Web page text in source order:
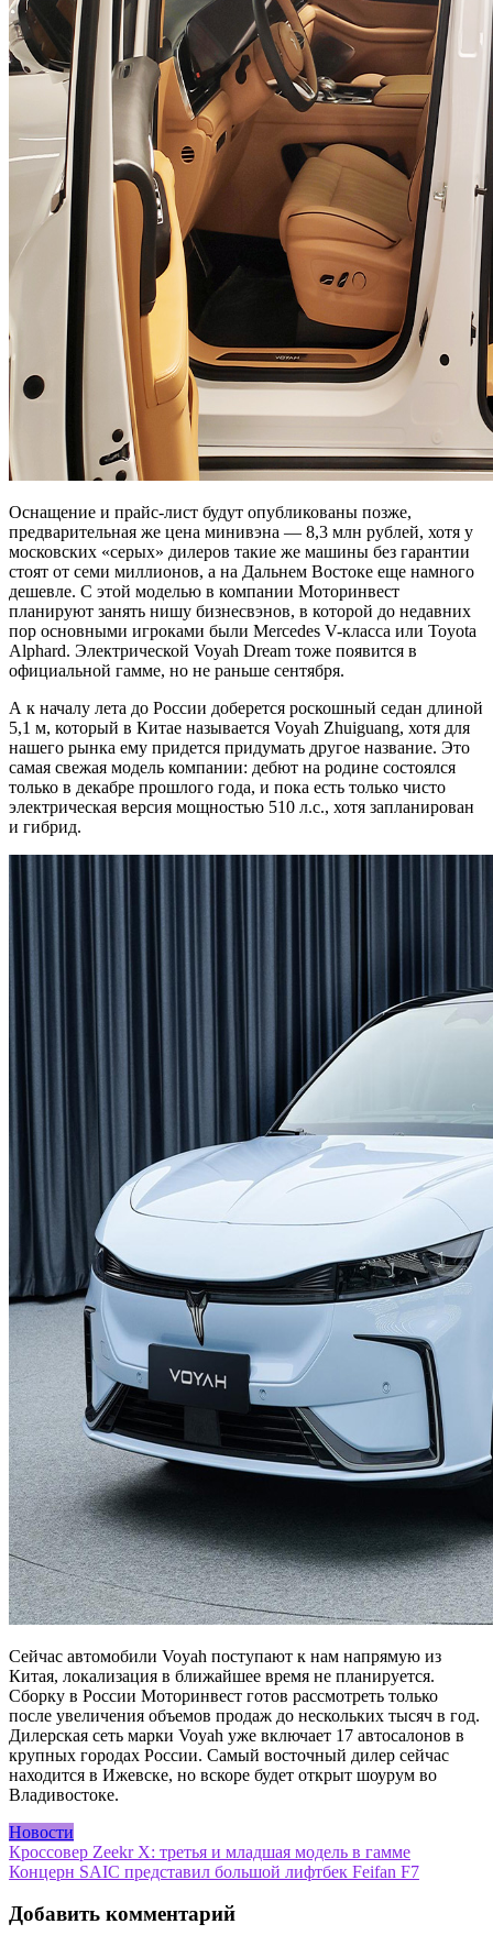
Оснащение и прайс-лист будут опубликованы позже,
предварительная же цена минивэна — 8,3 млн рублей, хотя у
московских «серых» дилеров такие же машины без гарантии
стоят от семи миллионов, а на Дальнем Востоке еще намного
дешевле. С этой моделью в компании Моторинвест
планируют занять нишу бизнесвэнов, в которой до недавних
пор основными игроками были Mercedes V-класса или Toyota
Alphard. Электрической Voyah Dream тоже появится в
официальной гамме, но не раньше сентября.
А к началу лета до России доберется роскошный седан длиной
5,1 м, который в Китае называется Voyah Zhuiguang, хотя для
нашего рынка ему придется придумать другое название. Это
самая свежая модель компании: дебют на родине состоялся
только в декабре прошлого года, и пока есть только чисто
электрическая версия мощностью 510 л.с., хотя запланирован
и гибрид.
Сейчас автомобили Voyah поступают к нам напрямую из
Китая, локализация в ближайшее время не планируется.
Сборку в России Моторинвест готов рассмотреть только
после увеличения объемов продаж до нескольких тысяч в год.
Дилерская сеть марки Voyah уже включает 17 автосалонов в
крупных городах России. Самый восточный дилер сейчас
находится в Ижевске, но вскоре будет открыт шоурум во
Владивостоке.
Новости
Навигация
по
записям
Кроссовер Zeekr X: третья и младшая модель в гамме
Концерн SAIC представил большой лифтбек Feifan F7
Добавить комментарий